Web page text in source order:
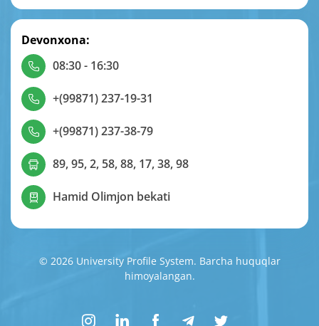
Devonxona:
08:30 - 16:30
+(99871) 237-19-31
+(99871) 237-38-79
89, 95, 2, 58, 88, 17, 38, 98
Hamid Olimjon bekati
© 2026 University Profile System. Barcha huquqlar
himoyalangan.